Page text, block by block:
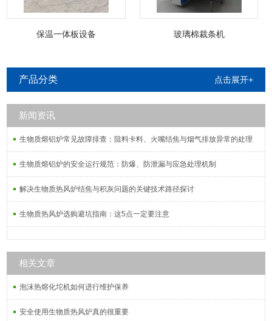
保温一体板设备 玻璃棉裁条机
产品分类 点击展开+
新闻资讯
生物质熔铝炉常见故障排查：阻料卡料、火嘴结焦与烟气排放异常的处理
生物质熔铝炉的安全运行规范：防爆、防泄漏与应急处理机制
解决生物质热风炉结焦与积灰问题的关键技术路径探讨
生物质热风炉选购避坑指南：这5点一定要注意
相关文章
泡沫热熔化坨机如何进行维护保养
安全使用生物质热风炉真的很重要